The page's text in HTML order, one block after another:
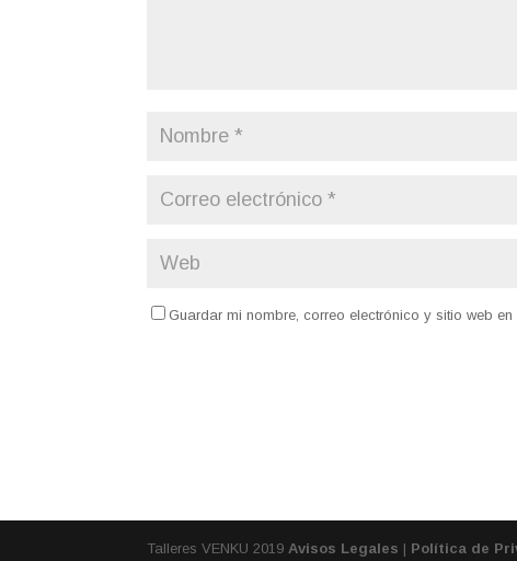
Guardar mi nombre, correo electrónico y sitio web
Talleres VENKU 2019Avisos Legales | Política de